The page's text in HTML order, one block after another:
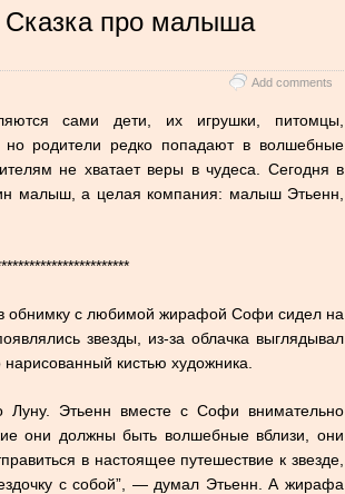
Сказка про малыша
Add comments
сами дети, их игрушки, питомцы,
родители редко попадают в волшебные
не хватает веры в чудеса. Сегодня в
малыш, а целая компания: малыш Этьенн,
обнимку с любимой жирафой Софи сидел на
звезды, из-за облачка выглядывал
кистью художника.
Луну. Этьенн вместе с Софи внимательно
они должны быть волшебные вблизи, они
в настоящее путешествие к звезде,
с собой”, — думал Этьенн. А жирафа